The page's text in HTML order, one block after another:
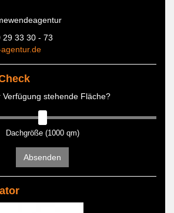
29 33 30 - 73
stehende Fläche?
Dachgröße (1000 qm)
Absenden